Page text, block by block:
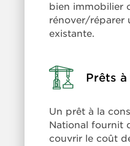
bien immobilier
rénover/réparer
existante.
Prêts
Un prêt à la
National fournit
couvrir le coût
Learn
More:
à
la
construction